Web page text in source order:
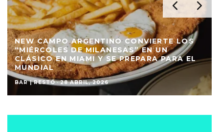
NEW CAMPO ARGENTINO CONVIERTE LOS
“MIÉRCOLES DE MILANESAS” EN UN
CLÁSICO EN MIAMI Y SE PREPARA PARA EL
MUNDIAL
BAR | RESTÓ · 28 ABRIL, 2026